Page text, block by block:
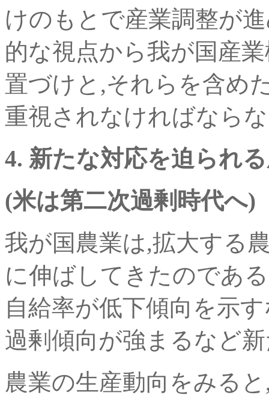
けのもとで産業調整が
的な視点から我が国産
置づけと,それらを含め
重視されなければなら
4. 新たな対応を迫られ
(米は第二次過剰時代へ)
我が国農業は,拡大する
に伸ばしてきたのであ
自給率が低下傾向を示
過剰傾向が強まるなど
農業の生産動向をみる